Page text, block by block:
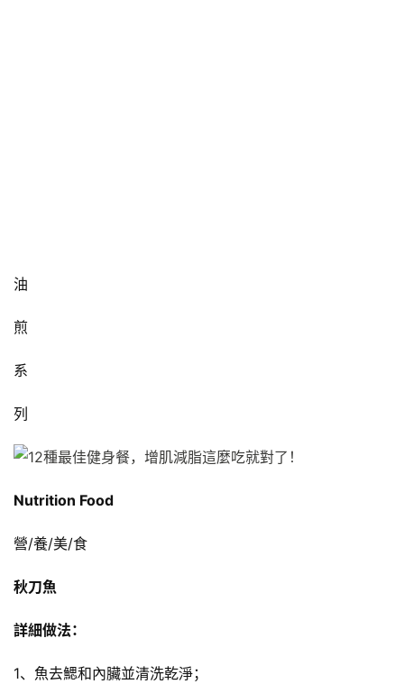
油
煎
系
列
Nutrition Food
營/養/美/食
秋刀魚
詳細做法：
1、魚去鰓和內臟並清洗乾淨；